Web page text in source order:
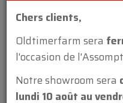
€
Chers clients,
Oldtimerfarm sera
l'occasion de
Notre showroom sera
lundi 10 août au